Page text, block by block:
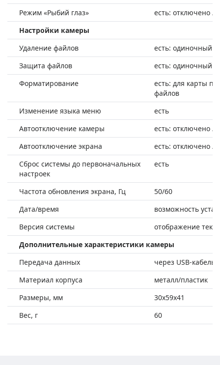
Режим «Рыбий глаз»
есть: отключено /
Настройки камеры
Удаление файлов
есть: одиночный /
Защита файлов
есть: одиночный /
Форматирование
есть: для карты
файлов
Изменение языка меню
есть
Автоотключение камеры
есть: отключено
Автоотключение экрана
есть: отключено /
Сброс системы до первоначальных
настроек
есть
Частота обновления экрана, Гц
50/60
Дата/время
возможность
Версия системы
отображение
Дополнительные характеристики камеры
Передача данных
через USB-кабель
Материал корпуса
металл/пластик
Размеры, мм
30х59х41
Вес, г
60